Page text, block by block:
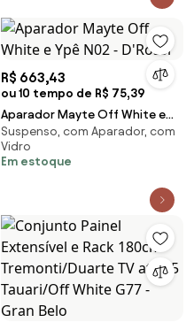
R$ 663,43
ou 10 tempo de R$ 75,39
Aparador Mayte Off White e
Ypê N02 - D'Rossi
Suspenso, com Aparador, com
Vidro
Em estoque